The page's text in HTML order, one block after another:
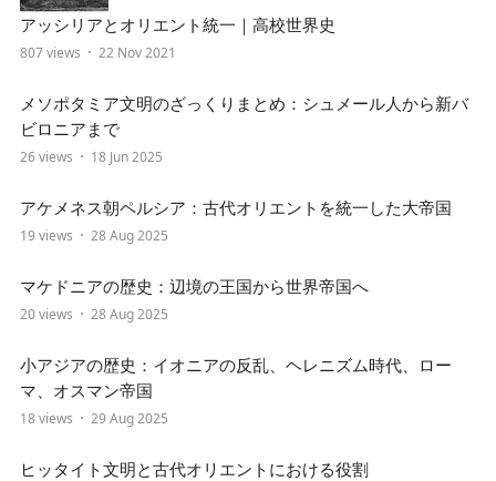
アッシリアとオリエント統一｜高校世界史
807 views 22 Nov 2021
メソポタミア文明のざっくりまとめ：シュメール人から新バ
ビロニアまで
26 views 18 Jun 2025
アケメネス朝ペルシア：古代オリエントを統一した大帝国
19 views 28 Aug 2025
マケドニアの歴史：辺境の王国から世界帝国へ
20 views 28 Aug 2025
小アジアの歴史：イオニアの反乱、ヘレニズム時代、ロー
マ、オスマン帝国
18 views 29 Aug 2025
ヒッタイト文明と古代オリエントにおける役割